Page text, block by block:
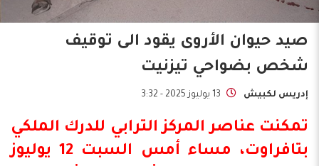
صيد حيوان الأروى يقود الى توقيف
شخص بضواحي تيزنيت
إدريس لكبيش 13 يوليوز 2025 - 3:32
تمكنت عناصر المركز الترابي للدرك الملكي
بتافراوت، مساء أمس السبت 12 يوليوز